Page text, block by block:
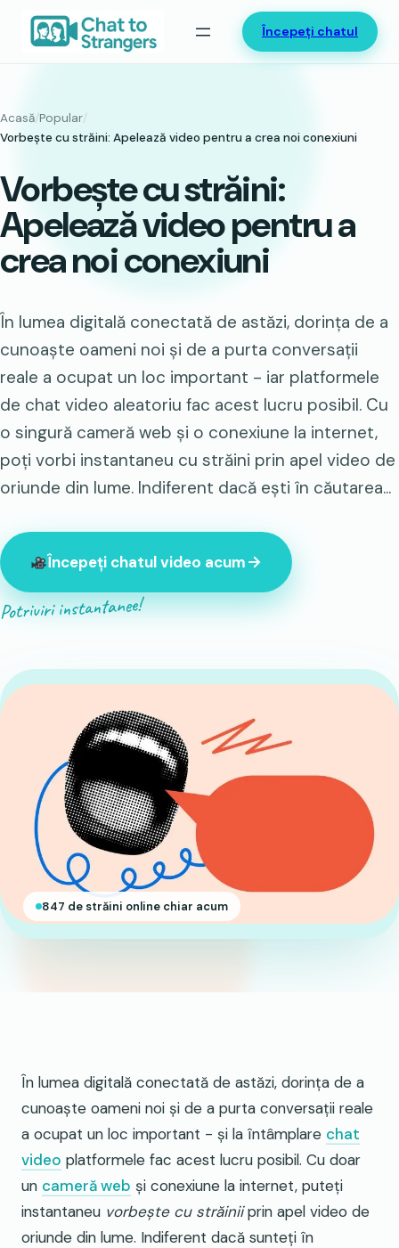
Începeți chatul
Acasă/Popular/
Vorbește cu străini: Apelează video pentru a crea noi conexiuni
Vorbește cu străini:
Apelează video pentru a
crea noi conexiuni
În lumea digitală conectată de astăzi, dorința de a
cunoaște oameni noi și de a purta conversații
reale a ocupat un loc important - iar platformele
de chat video aleatoriu fac acest lucru posibil. Cu
o singură cameră web și o conexiune la internet,
poți vorbi instantaneu cu străini prin apel video de
oriunde din lume. Indiferent dacă ești în căutarea...
Începeți chatul video acum
Potriviri instantanee!
847 de străini online chiar acum
În lumea digitală conectată de astăzi, dorința de a
cunoaște oameni noi și de a purta conversații reale
a ocupat un loc important - și la întâmplare chat
video platformele fac acest lucru posibil. Cu doar
un cameră web și conexiune la internet, puteți
instantaneu vorbește cu străiniiprin apel video de
oriunde din lume. Indiferent dacă sunteți în